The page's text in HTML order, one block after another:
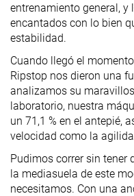
entrenamiento general, y
encantados con lo bien
estabilidad.
Cuando llegó el
Ripstop nos dieron una
analizamos su
laboratorio, nuestra
un 71,1 % en el antepié,
velocidad como la
Pudimos correr sin tener
la mediasuela de este
necesitamos. Con una